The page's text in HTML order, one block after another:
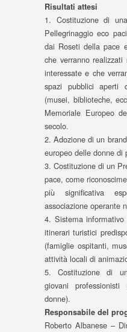
Risultati attesi
1. Costituzione di
Pellegrinaggio eco
dai Roseti della pace
che verranno
interessate e che
spazi pubblici aperti
(musei, biblioteche,
Memoriale Europeo
secolo.
2. Adozione di un
europeo delle donne di
3. Costituzione di un
pace, come
più significativa
associazione operante
4. Sistema
itinerari turistici
(famiglie ospitanti,
attività locali di
5. Costituzione di
giovani
donne).
Responsabile del
Roberto Albanese –